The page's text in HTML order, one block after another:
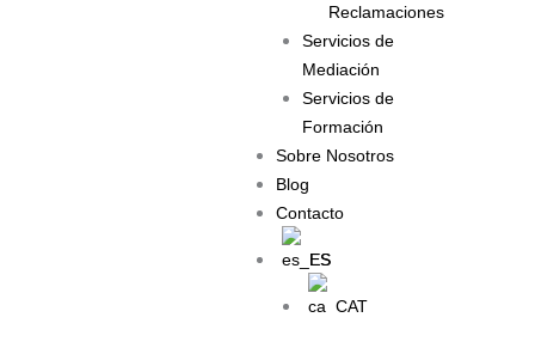
Reclamaciones
Servicios de
Mediación
Servicios de
Formación
Sobre Nosotros
Blog
Contacto
ES
CAT